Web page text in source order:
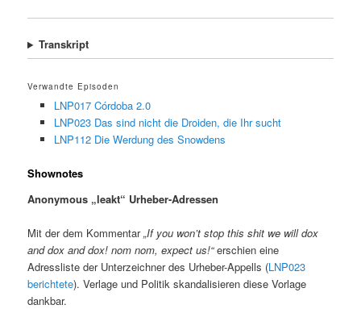
Transkript
Verwandte Episoden
LNP017 Córdoba 2.0
LNP023 Das sind nicht die Droiden, die Ihr sucht
LNP112 Die Werdung des Snowdens
Shownotes
Anonymous „leakt“ Urheber-Adressen
Mit der dem Kommentar„If you won’t stop this shit we will dox
and dox and dox! nom nom, expect us!“erschien eine
Adressliste der Unterzeichner des Urheber-Appells (LNP023
berichtete). Verlage und Politik skandalisieren diese Vorlage
dankbar.